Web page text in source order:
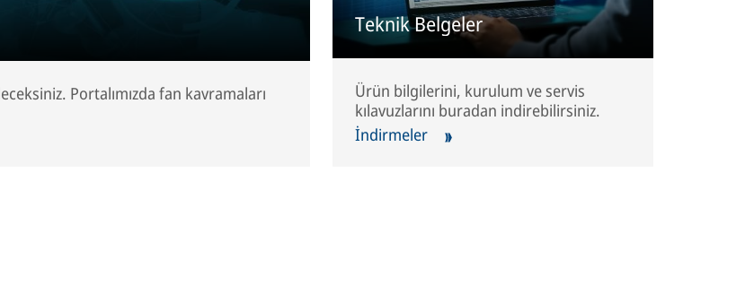
Portalımızda fan kavramaları
Teknik Belgeler
Ürün bilgilerini, kurulum ve servis
kılavuzlarını buradan indirebilirsiniz.
İndirmeler